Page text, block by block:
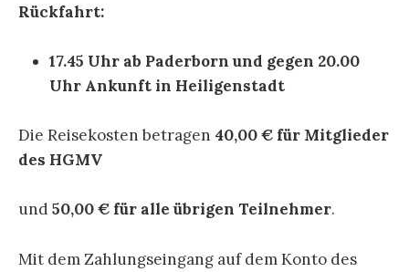
Rückfahrt:
17.45 Uhr ab Paderborn und gegen 20.00
Uhr Ankunft in Heiligenstadt
Die Reisekosten betragen 40,00 € für Mitglieder
des HGMV
und50,00 € für alle übrigen Teilnehmer.
Mit dem Zahlungseingang auf dem Konto des